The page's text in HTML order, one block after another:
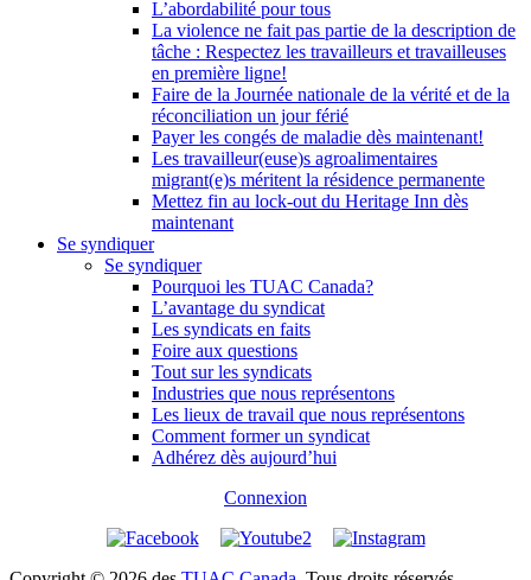
L’abordabilité pour tous
La violence ne fait pas partie de la description de
tâche : Respectez les travailleurs et travailleuses
en première ligne!
Faire de la Journée nationale de la vérité et de la
réconciliation un jour férié
Payer les congés de maladie dès maintenant!
Les travailleur(euse)s agroalimentaires
migrant(e)s méritent la résidence permanente
Mettez fin au lock-out du Heritage Inn dès
maintenant
Se syndiquer
Se syndiquer
Pourquoi les TUAC Canada?
L’avantage du syndicat
Les syndicats en faits
Foire aux questions
Tout sur les syndicats
Industries que nous représentons
Les lieux de travail que nous représentons
Comment former un syndicat
Adhérez dès aujourd’hui
Connexion